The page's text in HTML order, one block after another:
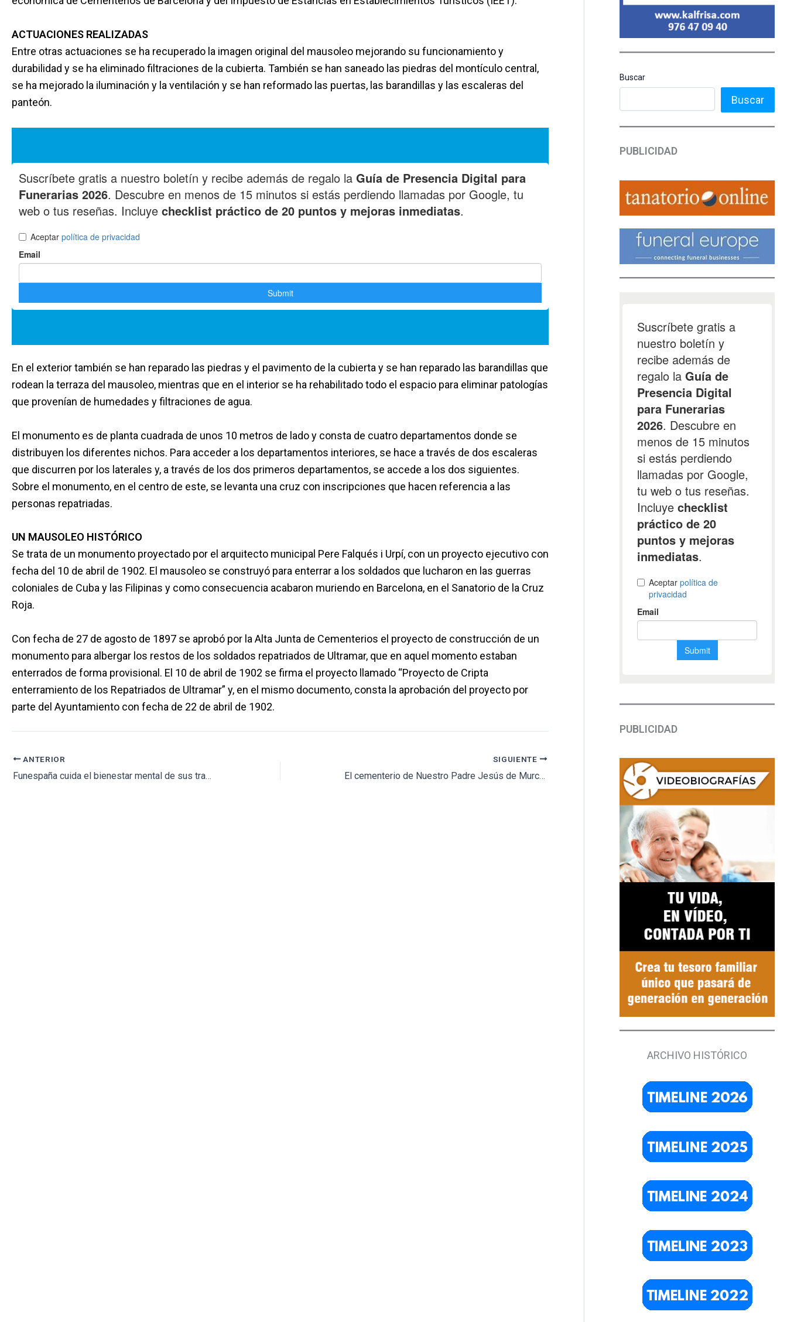
ACTUACIONES REALIZADAS
Entre otras actuaciones se ha recuperado la imagen original del mausoleo mejorando su funcionamiento y
durabilidad y se ha eliminado filtraciones de la cubierta. También se han saneado las piedras del montículo central,
se ha mejorado la iluminación y la ventilación y se han reformado las puertas, las barandillas y las escaleras del
panteón.
En el exterior también se han reparado las piedras y el pavimento de la cubierta y se han reparado las barandillas que
rodean la terraza del mausoleo, mientras que en el interior se ha rehabilitado todo el espacio para eliminar patologías
que provenían de humedades y filtraciones de agua.
El monumento es de planta cuadrada de unos 10 metros de lado y consta de cuatro departamentos donde se
distribuyen los diferentes nichos. Para acceder a los departamentos interiores, se hace a través de dos escaleras
que discurren por los laterales y, a través de los dos primeros departamentos, se accede a los dos siguientes.
Sobre el monumento, en el centro de este, se levanta una cruz con inscripciones que hacen referencia a las
personas repatriadas.
UN MAUSOLEO HISTÓRICO
Se trata de un monumento proyectado por el arquitecto municipal Pere Falqués i Urpí, con un proyecto ejecutivo con
fecha del 10 de abril de 1902. El mausoleo se construyó para enterrar a los soldados que lucharon en las guerras
coloniales de Cuba y las Filipinas y como consecuencia acabaron muriendo en Barcelona, en el Sanatorio de la Cruz
Roja.
Con fecha de 27 de agosto de 1897 se aprobó por la Alta Junta de Cementerios el proyecto de construcción de un
monumento para albergar los restos de los soldados repatriados de Ultramar, que en aquel momento estaban
enterrados de forma provisional. El 10 de abril de 1902 se firma el proyecto llamado “Proyecto de Cripta
enterramiento de los Repatriados de Ultramar” y, en el mismo documento, consta la aprobación del proyecto por
parte del Ayuntamiento con fecha de 22 de abril de 1902.
ANTERIOR
Funespaña cuida el bienestar mental de sus trabajadores con un programa de Prevención y Salud Psicoemocional
SIGUIENTE
El cementerio de Nuestro Padre Jesús de Murcia licitará la construcción de otros 272 nichos y 80 columbarios
Buscar
Buscar
PUBLICIDAD
PUBLICIDAD
ARCHIVO HISTÓRICO